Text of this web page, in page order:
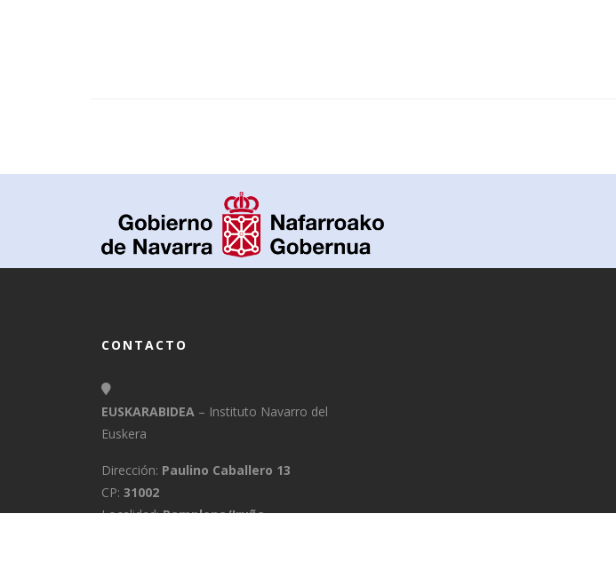
CONTACTO
EUSKARABIDEA – Instituto Navarro del
Euskera
Dirección: Paulino Caballero 13
CP: 31002
Localidad:Pamplona/Iruña